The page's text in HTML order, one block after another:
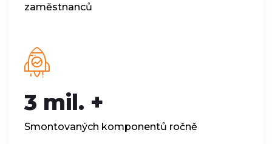
zaměstnanců
3 mil. +
Smontovaných komponentů ročně